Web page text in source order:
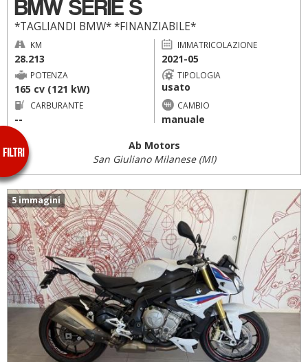
BMW SERIE S
*TAGLIANDI BMW* *FINANZIABILE*
KM
28.213
IMMATRICOLAZIONE
2021-05
POTENZA
165 cv (121 kW)
TIPOLOGIA
usato
CARBURANTE
--
CAMBIO
manuale
Ab Motors
San Giuliano Milanese (MI)
5 immagini